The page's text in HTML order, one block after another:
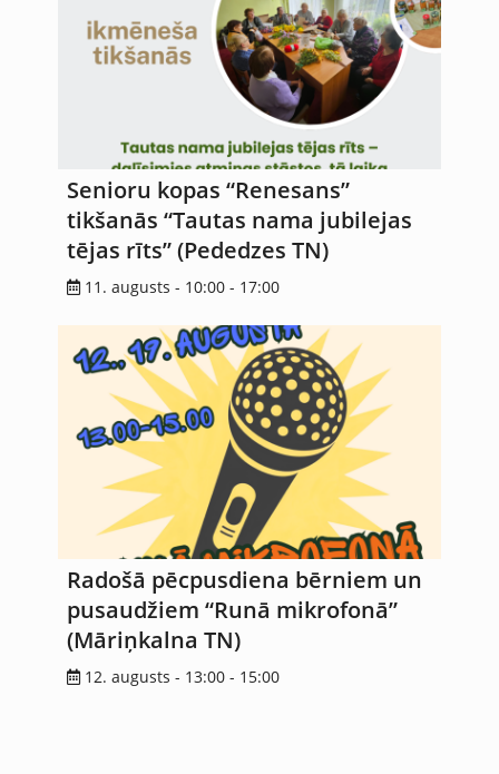
Senioru kopas “Renesans”
tikšanās “Tautas nama jubilejas
tējas rīts” (Pededzes TN)
11. augusts - 10:00 - 17:00
Radošā pēcpusdiena bērniem un
pusaudžiem “Runā mikrofonā”
(Māriņkalna TN)
12. augusts - 13:00 - 15:00